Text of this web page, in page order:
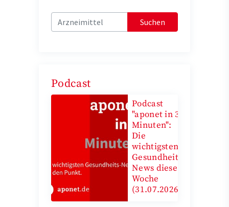
Suchen
Podcast
Podcast
"aponet in 3
Minuten":
Die
wichtigsten
Gesundheits-
News diese
Woche
(31.07.2026)